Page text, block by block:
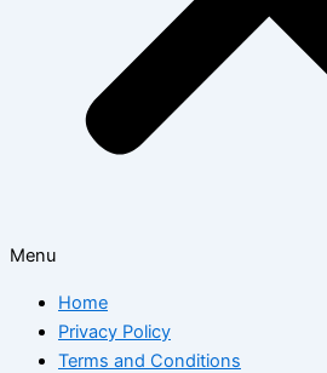
Menu
Home
Privacy Policy
Terms and Conditions